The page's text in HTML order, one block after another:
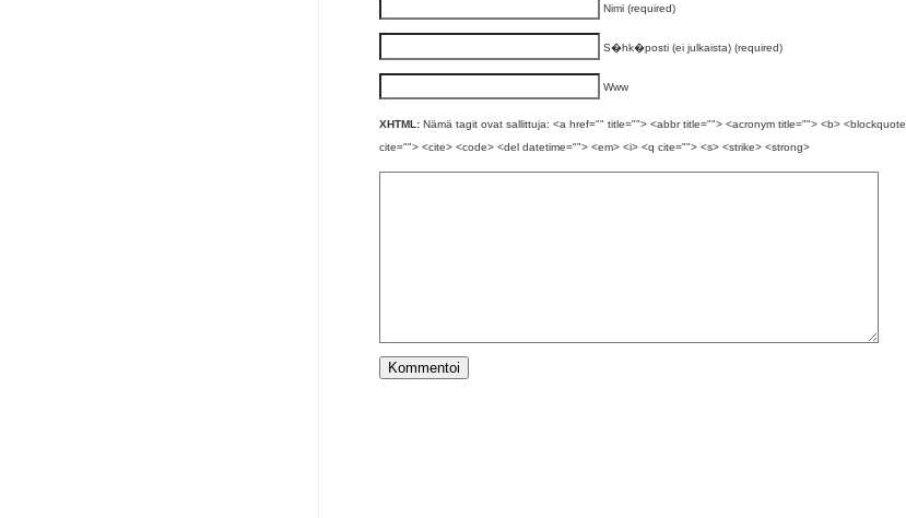
Nimi (required)
S�hk�posti (ei julkaista) (required)
Www
XHTML: Nämä tagit ovat sallittuja: <a href="" title=""> <abbr title=""> <acronym title=""> <b> <blockquote
cite=""> <cite> <code> <del datetime=""> <em> <i> <q cite=""> <s> <strike> <strong>